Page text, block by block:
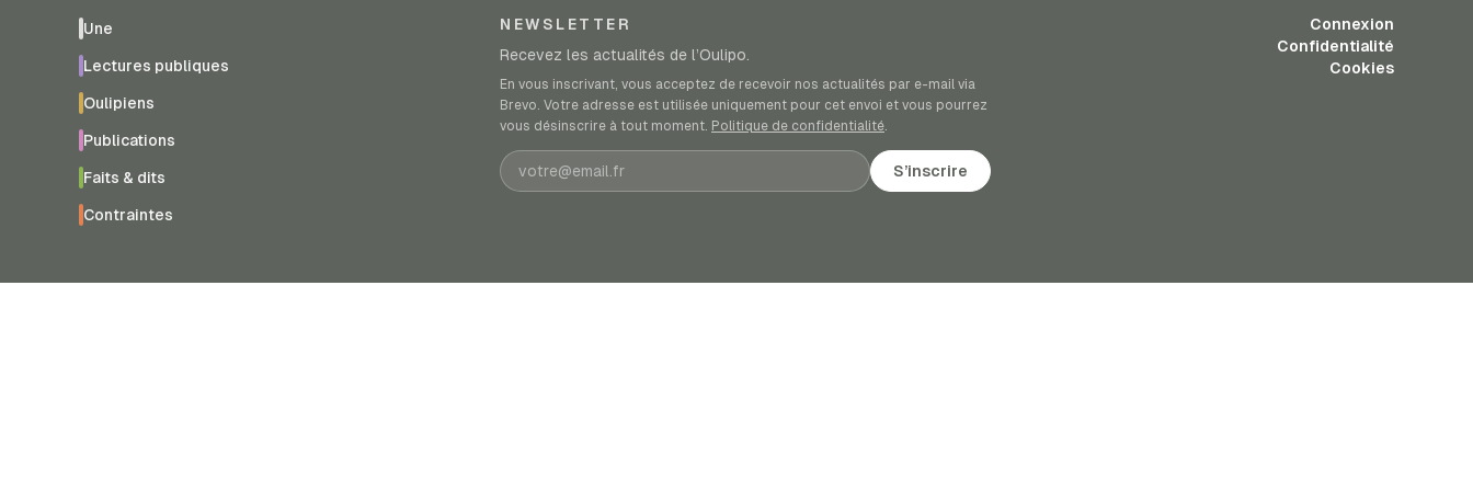
Une
Lectures publiques
Oulipiens
Publications
Faits & dits
Contraintes
NEWSLETTER
Recevez les actualités de l’Oulipo.
En vous inscrivant, vous acceptez de recevoir nos actualités par e-mail via
Brevo. Votre adresse est utilisée uniquement pour cet envoi et vous pourrez
vous désinscrire à tout moment. Politique de confidentialité.
Adresse e-mail S’inscrire
Connexion
Confidentialité
Cookies